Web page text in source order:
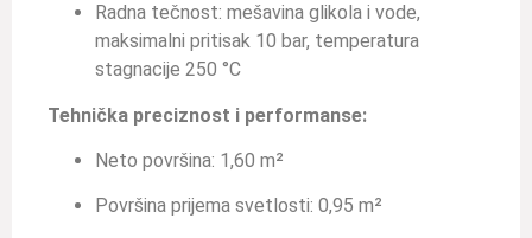
Radna tečnost: mešavina glikola i vode,
maksimalni pritisak 10 bar, temperatura
stagnacije 250 °C
Tehnička preciznost i performanse:
Neto površina: 1,60 m²
Površina prijema svetlosti: 0,95 m²